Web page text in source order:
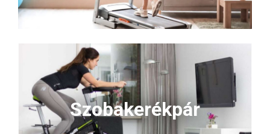
Szobakerékpár